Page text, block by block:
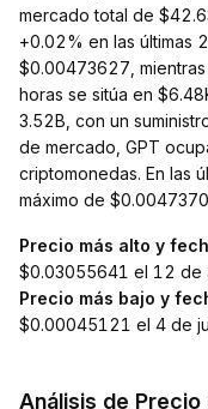
mercado total de
+0.02% en las últimas
$0.00473627,
horas se sitúa en
3.52B, con un
de mercado, GPT
criptomonedas. En las
máximo de
Precio más alto y
$0.03055641 el 12
Precio más bajo y
$0.00045121 el 4 de
Análisis de Precio